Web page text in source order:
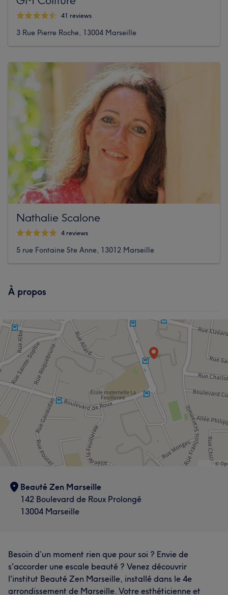
41 reviews
3 Rue Pierre Roche, 13004 Marseille
Nathalie Scalone
4 reviews
5 rue Fontaine Ste Anne, 13012 Marseille
À propos
Beauté Zen Marseille
142 Boulevard de Roux Prolongé
13004 Marseille
Besoin d’un moment rien que pour soi ? Envie de
s'accorder une escale beauté ? Venez découvrir
l'institut Beauté Zen Marseille, installé dans le 4e
arrondissement de Marseille. Votre esthéticienne et